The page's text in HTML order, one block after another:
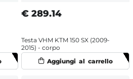
€ 289.14
Testa VHM KTM 150 SX (2009-
2015) - corpo